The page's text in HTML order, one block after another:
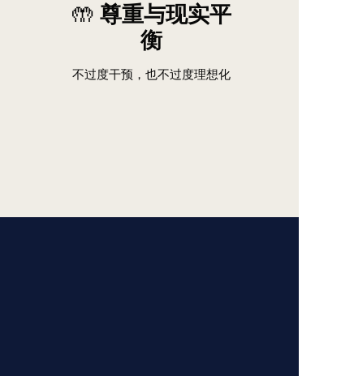
🤲 尊重与现实平
衡
不过度干预，也不过度理想化